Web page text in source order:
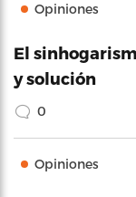
Opiniones
El
y solución
0
Opiniones